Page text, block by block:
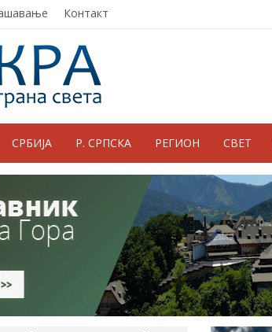
Контакт
СРБИЈА Р. СРПСКА РЕГИОН СВЕТ